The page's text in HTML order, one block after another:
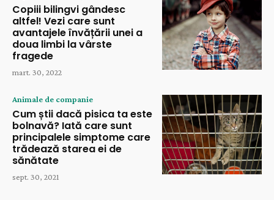
Copiii bilingvi gândesc
altfel! Vezi care sunt
avantajele învățării unei a
doua limbi la vârste
fragede
mart. 30, 2022
Animale de companie
Cum știi dacă pisica ta este
bolnavă? Iată care sunt
principalele simptome care
trădează starea ei de
sănătate
sept. 30, 2021